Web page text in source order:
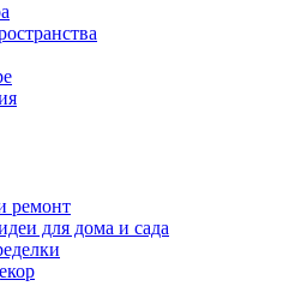
ремонт
для дома и сада